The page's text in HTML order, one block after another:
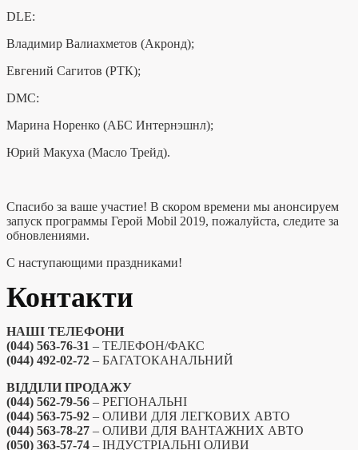
DLE:
Владимир Валиахметов (Акронд);
Евгений Сагитов (РТК);
DMC:
Марина Норенко (АБС Интернэшнл);
Юрий Макуха (Масло Трейд).
Спасибо за ваше участие! В скором времени мы анонсируем
запуск программы Герой Mobil 2019, пожалуйста, следите за
обновлениями.
С наступающими праздниками!
Контакти
НАШІ ТЕЛЕФОНИ
(044) 563-76-31 – ТЕЛЕФОН/ФАКС
(044) 492-02-72 – БАГАТОКАНАЛЬНИЙ
ВІДДІЛИ ПРОДАЖУ
(044) 562-79-56 – РЕГІОНАЛЬНІ
(044) 563-75-92 – ОЛИВИ ДЛЯ ЛЕГКОВИХ АВТО
(044) 563-78-27 – ОЛИВИ ДЛЯ ВАНТАЖНИХ АВТО
(050) 363-57-74 – ІНДУСТРІАЛЬНІ ОЛИВИ